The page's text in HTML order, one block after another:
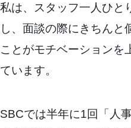
私は、スタッフ一人ひと
し、面談の際にきちんと
ことがモチベーションを
ています。
SBCでは半年に1回「人